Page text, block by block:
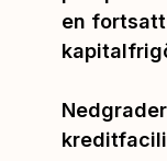
en